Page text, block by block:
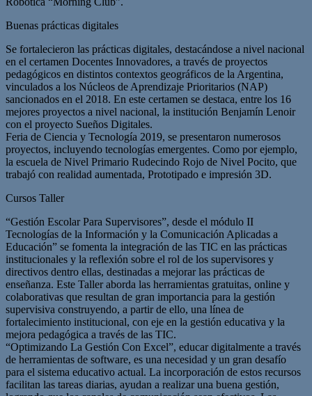
Buenas prácticas digitales
Se fortalecieron las prácticas digitales, destacándose a nivel nacional
en el certamen Docentes Innovadores, a través de proyectos
pedagógicos en distintos contextos geográficos de la Argentina,
vinculados a los Núcleos de Aprendizaje Prioritarios (NAP)
sancionados en el 2018. En este certamen se destaca, entre los 16
mejores proyectos a nivel nacional, la institución Benjamín Lenoir
con el proyecto Sueños Digitales.
Feria de Ciencia y Tecnología 2019, se presentaron numerosos
proyectos, incluyendo tecnologías emergentes. Como por ejemplo,
la escuela de Nivel Primario Rudecindo Rojo de Nivel Pocito, que
trabajó con realidad aumentada, Prototipado e impresión 3D.
Cursos Taller
“Gestión Escolar Para Supervisores”, desde el módulo II
Tecnologías de la Información y la Comunicación Aplicadas a
Educación” se fomenta la integración de las TIC en las prácticas
institucionales y la reflexión sobre el rol de los supervisores y
directivos dentro ellas, destinadas a mejorar las prácticas de
enseñanza. Este Taller aborda las herramientas gratuitas, online y
colaborativas que resultan de gran importancia para la gestión
supervisiva construyendo, a partir de ello, una línea de
fortalecimiento institucional, con eje en la gestión educativa y la
mejora pedagógica a través de las TIC.
“Optimizando La Gestión Con Excel”, educar digitalmente a través
de herramientas de software, es una necesidad y un gran desafío
para el sistema educativo actual. La incorporación de estos recursos
facilitan las tareas diarias, ayudan a realizar una buena gestión,